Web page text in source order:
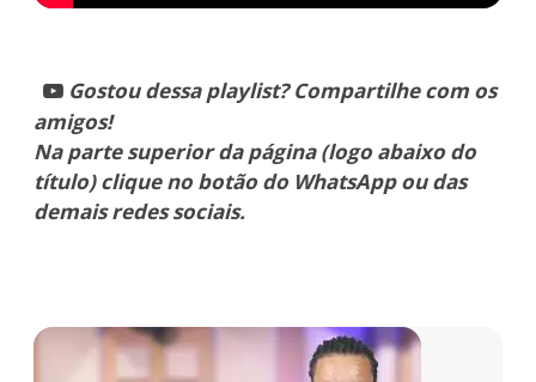
Gostou dessa playlist? Compartilhe com os
amigos!
Na parte superior da página (logo abaixo do
título) clique no botão do WhatsApp ou das
demais redes sociais.